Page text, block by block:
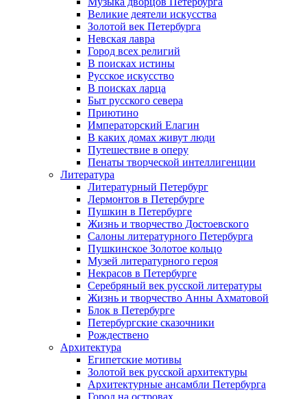
Великие деятели искусства
Золотой век Петербурга
Невская лавра
Город всех религий
В поисках истины
Русское искусство
В поисках ларца
Быт русского севера
Приютино
Императорский Елагин
В каких домах живут люди
Путешествие в оперу
Пенаты творческой интеллигенции
Литература
Литературный Петербург
Лермонтов в Петербурге
Пушкин в Петербурге
Жизнь и творчество Достоевского
Салоны литературного Петербурга
Пушкинское Золотое кольцо
Музей литературного героя
Некрасов в Петербурге
Серебряный век русской литературы
Жизнь и творчество Анны Ахматовой
Блок в Петербурге
Петербургские сказочники
Рождествено
Архитектура
Египетские мотивы
Золотой век русской архитектуры
Архитектурные ансамбли Петербурга
Город на островах